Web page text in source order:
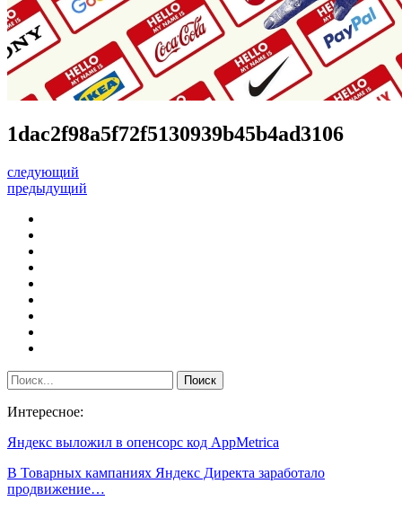
1dac2f98a5f72f5130939b45b4ad3106
следующий
предыдущий
Интересное:
Яндекс выложил в опенсорс код AppMetrica
В Товарных кампаниях Яндекс Директа заработало
продвижение…